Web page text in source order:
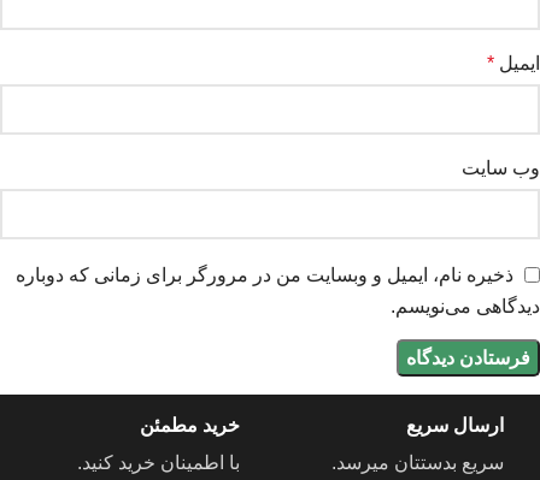
ایمیل *
وب‌ سایت
ذخیره نام، ایمیل و وبسایت من در مرورگر برای زمانی که دوباره
دیدگاهی می‌نویسم.
ارسال سریع
سریع بدستتان میرسد.
خرید مطمئن
با اطمینان خرید کنید.